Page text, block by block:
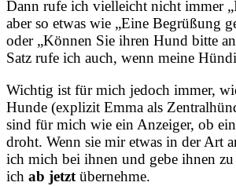
Dann rufe ich vielleicht nicht immer
aber so etwas wie „Eine Begrüßung
oder „Können Sie ihren Hund bitte
Satz rufe ich auch, wenn meine
Wichtig ist für mich jedoch immer,
Hunde (explizit Emma als
sind für mich wie ein Anzeiger, ob
droht. Wenn sie mir etwas in der Art
ich mich bei ihnen und gebe ihnen zu
ich ab jetztübernehme.